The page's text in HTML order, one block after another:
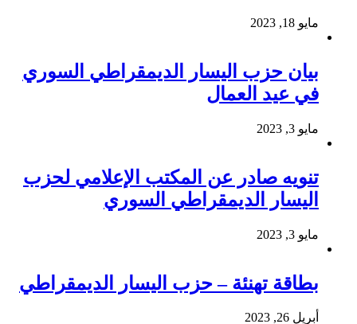
مايو 18, 2023
بيان حزب اليسار الديمقراطي السوري
في عيد العمال
مايو 3, 2023
تنويه صادر عن المكتب الإعلامي لحزب
اليسار الديمقراطي السوري
مايو 3, 2023
بطاقة تهنئة – حزب اليسار الديمقراطي
أبريل 26, 2023